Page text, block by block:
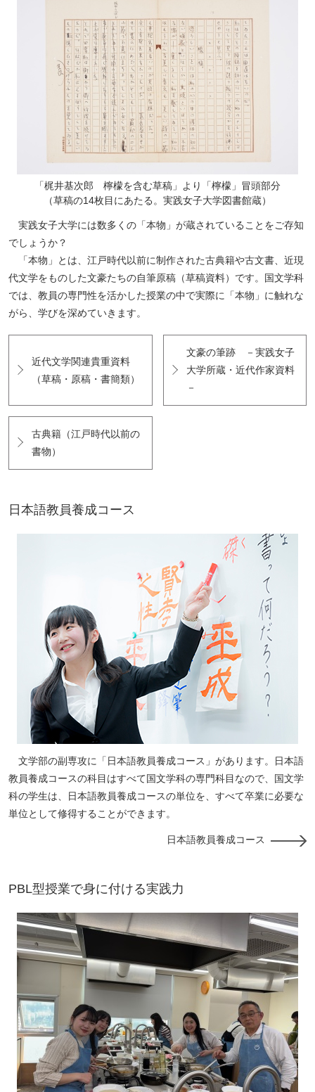
「梶井基次郎 檸檬を含む草稿」より「檸檬」冒頭部分
（草稿の14枚目にあたる。実践女子大学図書館蔵）
実践女子大学には数多くの「本物」が蔵されていることをご存知
でしょうか？
「本物」とは、江戸時代以前に制作された古典籍や古文書、近現
代文学をものした文豪たちの自筆原稿（草稿資料）です。国文学科
では、教員の専門性を活かした授業の中で実際に「本物」に触れな
がら、学びを深めていきます。
近代文学関連貴重資料
（草稿・原稿・書簡類）
文豪の筆跡 －実践女子
大学所蔵・近代作家資料
－
古典籍（江戸時代以前の
書物）
日本語教員養成コース
文学部の副専攻に「日本語教員養成コース」があります。日本語
教員養成コースの科目はすべて国文学科の専門科目なので、国文学
科の学生は、日本語教員養成コースの単位を、すべて卒業に必要な
単位として修得することができます。
日本語教員養成コース
PBL型授業で身に付ける実践力